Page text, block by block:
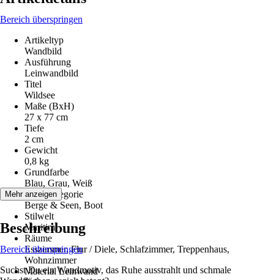
Bereich überspringen
Artikeltyp
Wandbild
Ausführung
Leinwandbild
Titel
Wildsee
Maße (BxH)
27 x 77 cm
Tiefe
2 cm
Gewicht
0,8 kg
Grundfarbe
Blau, Grau, Weiß
Motivkategorie
Berge & Seen, Boot
Stilwelt
Maritim
Räume
Esszimmer, Flur / Diele, Schlafzimmer, Treppenhaus,
Wohnzimmer
Material Leinwand
Mehr anzeigen
Beschreibung
Bereich überspringen
Suchst Du ein Wandmotiv, das Ruhe ausstrahlt und schmale